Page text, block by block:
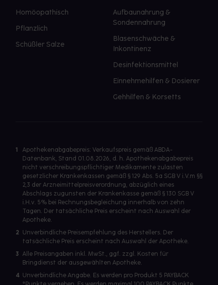
Homöopathisch
Pflanzlich
Schüßler Salze
Aufbaunahrung &
Sondennahrung
Blasenschwäche &
Inkontinenz
Desinfektionsmittel
Einnehmehilfen & Dosierer
Gehhilfen & Korsetts
1
Apothekenabgabepreis: Verkaufspreis gemäß ABDA-
Datenbank, Stand 01.08.2026, d. h. Apothekenabgabepreis
nicht verschreibungspflichtiger Medikamente zulasten
gesetzlicher Krankenkassen gemäß § 129 Abs. 5a SGB V i.V.m §§
2,3 der Arzneimittelpreisverordnung, abzüglich eines
Abschlags zugunsten der Krankenkasse gemäß § 130 SGB V
i.H.v. 5% bei Rechnungsbegleichung innerhalb von zehn
Tagen. Der tatsächliche Preis erscheint nach Auswahl der
Apotheke.
2 Unverbindliche Preisempfehlung des Herstellers. Der
tatsächliche Preis erscheint nach Auswahl der Apotheke.
3 Alle Preisangaben inkl. MwSt., ggf. zzgl. Kosten für
Bringdienst der ausgewählten Apotheke.
4 Unverbindliche Angabe. Es werden pro Produkt 5 PAYBACK